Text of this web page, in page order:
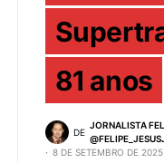
81 anos
DE
JORNALISTA
8 DE SETEMBRO DE 2025